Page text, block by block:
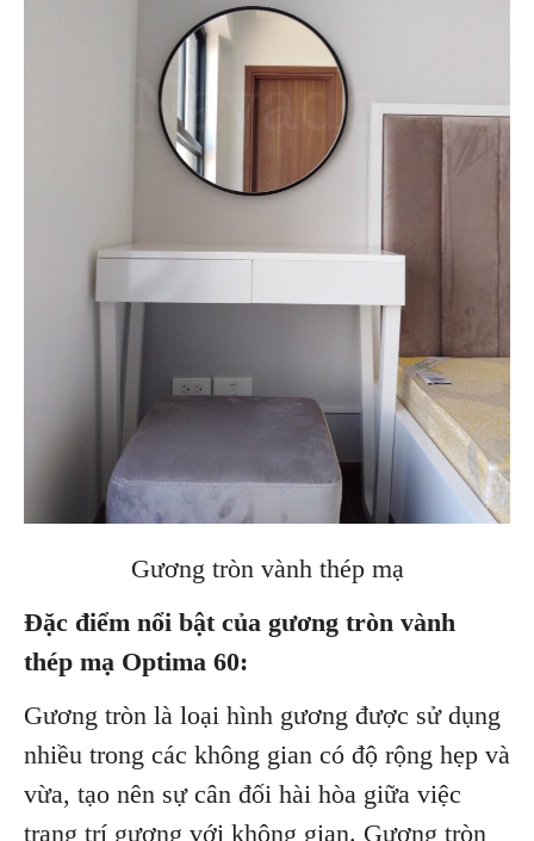
Gương tròn vành thép mạ
Đặc điểm nổi bật của gương tròn vành
thép mạ Optima 60:
Gương tròn là loại hình gương được sử dụng
nhiều trong các không gian có độ rộng hẹp và
vừa, tạo nên sự cân đối hài hòa giữa việc
trang trí gương với không gian. Gương tròn